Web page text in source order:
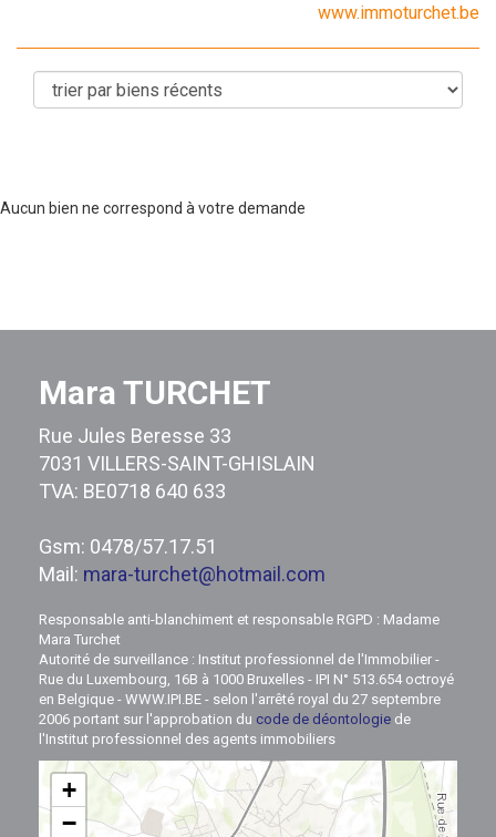
www.immoturchet.be
Aucun bien ne correspond à votre demande
Mara TURCHET
Rue Jules Beresse 33
7031 VILLERS-SAINT-GHISLAIN
TVA: BE0718 640 633
Gsm: 0478/57.17.51
Mail: mara-turchet@hotmail.com
Responsable anti-blanchiment et responsable RGPD : Madame
Mara Turchet
Autorité de surveillance : Institut professionnel de l'Immobilier -
Rue du Luxembourg, 16B à 1000 Bruxelles - IPI N° 513.654 octroyé
en Belgique - WWW.IPI.BE - selon l'arrêté royal du 27 septembre
2006 portant sur l'approbation du code de déontologie de
l'Institut professionnel des agents immobiliers
+
−